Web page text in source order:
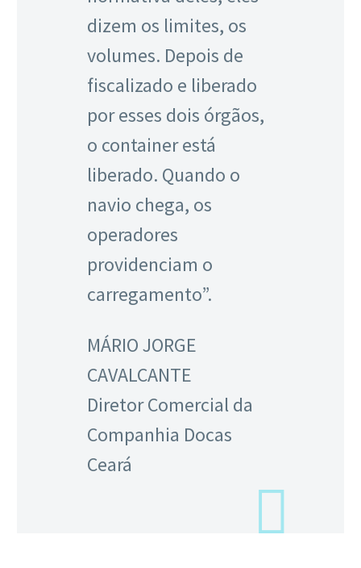
dizem os limites, os
volumes. Depois de
fiscalizado e liberado
por esses dois órgãos,
o container está
liberado. Quando o
navio chega, os
operadores
providenciam o
carregamento”.
MÁRIO JORGE
CAVALCANTE
Diretor Comercial da
Companhia Docas
Ceará